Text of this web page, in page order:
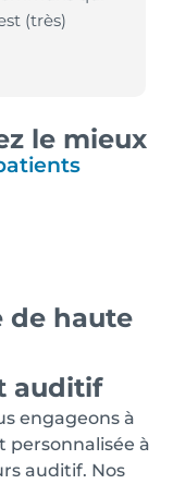
(très)
le mieux
de haute
auditif
engageons à
personnalisée à
auditif. Nos